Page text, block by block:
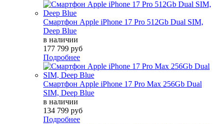
Смартфон Apple iPhone 17 Pro 512Gb Dual SIM,
Deep Blue
в наличии
177 799 руб
Подробнее
Смартфон Apple iPhone 17 Pro Max 256Gb Dual
SIM, Deep Blue
в наличии
134 799 руб
Подробнее